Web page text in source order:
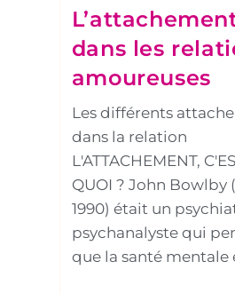
dans les
amoureuses
Les différents
dans la relation
L'ATTACHEMENT,
QUOI ? John Bowlby
1990) était un
psychanalyste qui
que la santé mentale